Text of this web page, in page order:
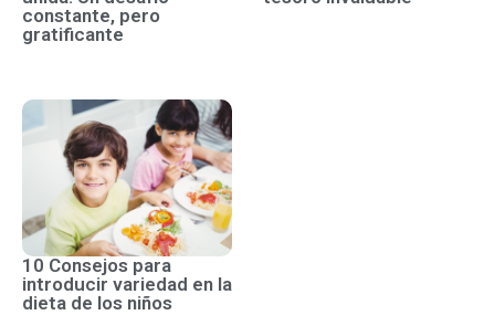
constante, pero
gratificante
10 Consejos para
introducir variedad en la
dieta de los niños